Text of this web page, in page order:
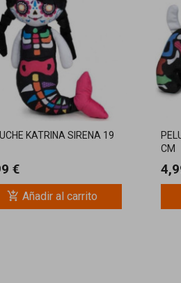
KATRINA SIRENA 19
€
add_shopping_cart Añadir al carrito
CM